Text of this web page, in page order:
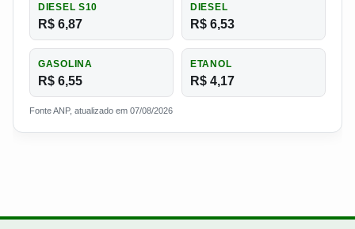
DIESEL S10
R$ 6,87
DIESEL
R$ 6,53
GASOLINA
R$ 6,55
ETANOL
R$ 4,17
Fonte ANP, atualizado em 07/08/2026